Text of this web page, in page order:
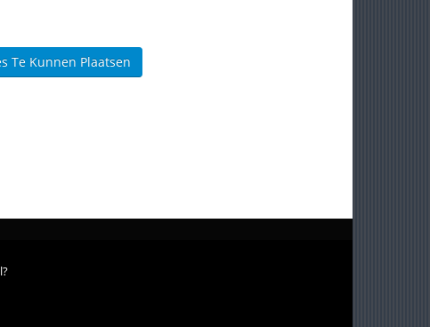
Te Kunnen Plaatsen